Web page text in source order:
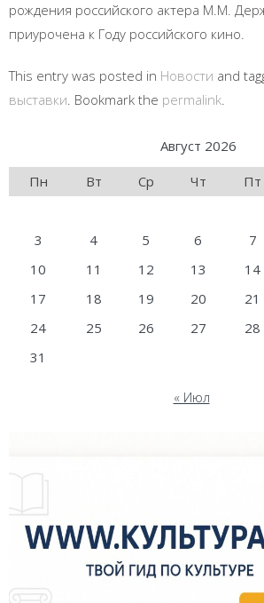
рождения российского актера М.М.
приурочена к Году российского кино.
This entry was posted in Новости and
выставки. Bookmark the permalink.
Август 2026
Пн
Вт Ср Чт Пт
3
4 5 6 7
10
11 12 13 14
17
18 19 20 21
24
25 26 27 28
31
« Июл